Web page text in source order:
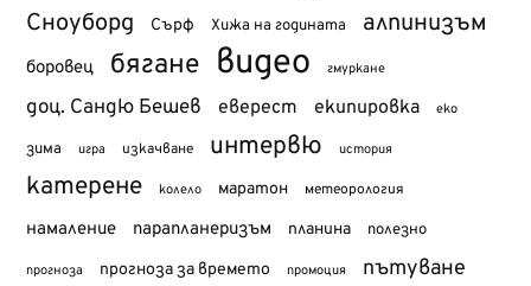
Сноуборд Сърф Хижа на годината алпинизъм
боровец бягане видео гмуркане
доц. Сандю Бешев еверест екипировка еко
зима игра изкачване интервю история
катерене колело маратон метеорология
намаление парапланеризъм планина полезно
прогноза прогноза за времето промоция пътуване